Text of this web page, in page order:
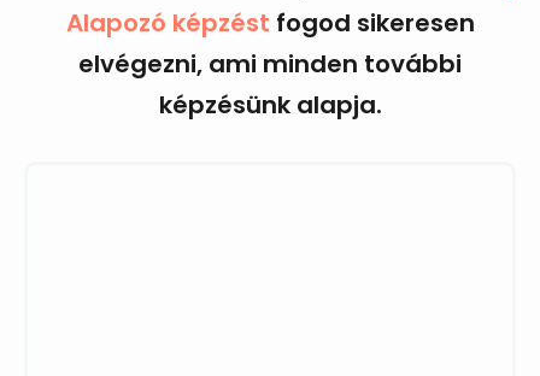
Alapozó képzést fogod sikeresen
elvégezni, ami minden további
képzésünk alapja.